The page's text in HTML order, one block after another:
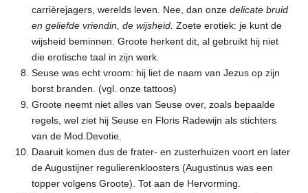
carrièrejagers, werelds leven. Nee, dan onze delicate bruid
en geliefde vriendin, de wijsheid. Zoete erotiek: je kunt de
wijsheid beminnen. Groote herkent dit, al gebruikt hij niet
die erotische taal in zijn werk.
Seuse was echt vroom: hij liet de naam van Jezus op zijn
borst branden. (vgl. onze tattoos)
Groote neemt niet alles van Seuse over, zoals bepaalde
regels, wel ziet hij Seuse en Floris Radewijn als stichters
van de Mod.Devotie.
Daaruit komen dus de frater- en zusterhuizen voort en later
de Augustijner regulierenkloosters (Augustinus was een
topper volgens Groote). Tot aan de Hervorming.